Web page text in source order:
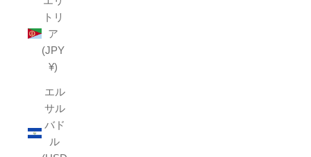
トリ
ア
(JPY
¥)
エル
サル
バド
ル